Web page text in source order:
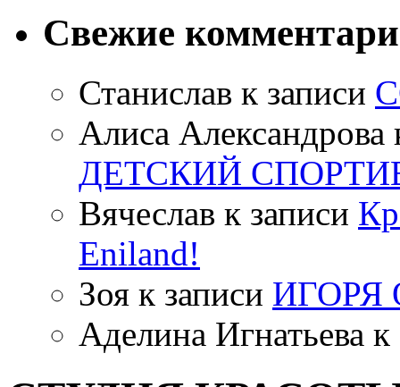
Свежие
Станислав к записи
Алиса Александрова
ДЕТСКИЙ
Вячеслав к записи
Eniland!
Зоя к записи ИГОРЯ
Аделина Игнатьева к